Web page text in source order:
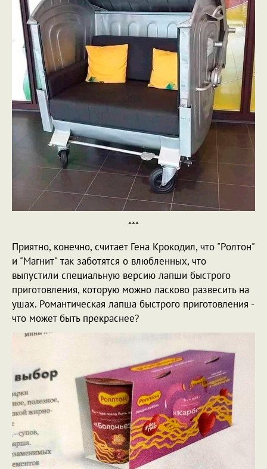
***
Приятно, конечно, считает Гена Крокодил, что "Ролтон"
и "Магнит" так заботятся о влюбленных, что
выпустили специальную версию лапши быстрого
приготовления, которую можно ласково развесить на
ушах. Романтическая лапша быстрого приготовления -
что может быть прекраснее?